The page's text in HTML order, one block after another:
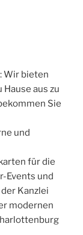
Wir bieten
aus zu
Sie
und
für die
Events und
Kanzlei
modernen